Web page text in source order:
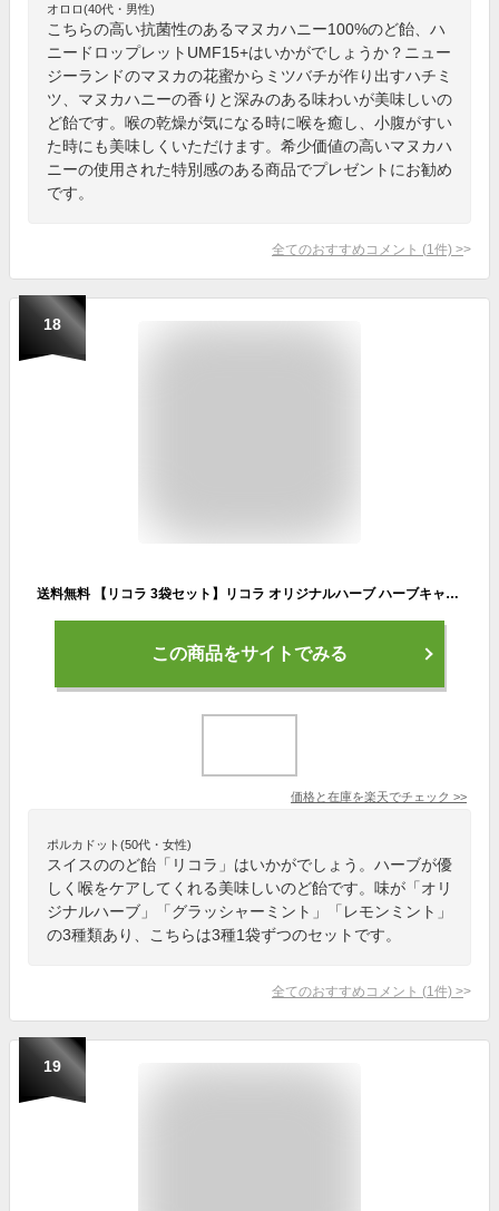
オロロ(40代・男性)
こちらの高い抗菌性のあるマヌカハニー100%のど飴、ハ
ニードロップレットUMF15+はいかがでしょうか？ニュー
ジーランドのマヌカの花蜜からミツバチが作り出すハチミ
ツ、マヌカハニーの香りと深みのある味わいが美味しいの
ど飴です。喉の乾燥が気になる時に喉を癒し、小腹がすい
た時にも美味しくいただけます。希少価値の高いマヌカハ
ニーの使用された特別感のある商品でプレゼントにお勧め
です。
全てのおすすめコメント (1 件) >
18
送料無料 【リコラ 3袋セット】リコラ オリジナルハーブ ハーブキャンディー グラッシャーミント レモンミント のど飴 ハーブ キャンディー ドロップ スイス 乾燥 送料無料 買いまわり ポイント消化 ポイント消費
この商品をサイトでみる
価格と在庫を楽天でチェック >>
ポルカドット(50代・女性)
スイスののど飴「リコラ」はいかがでしょう。ハーブが優
しく喉をケアしてくれる美味しいのど飴です。味が「オリ
ジナルハーブ」「グラッシャーミント」「レモンミント」
の3種類あり、こちらは3種1袋ずつのセットです。
全てのおすすめコメント (1 件) >
19